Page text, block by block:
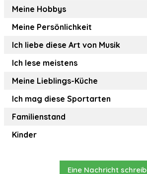
Meine Hobbys
Meine Persönlichkeit
Ich liebe diese Art von Musik
Ich lese meistens
Meine Lieblings-Küche
Ich mag diese Sportarten
Familienstand
Kinder
Eine Nachricht